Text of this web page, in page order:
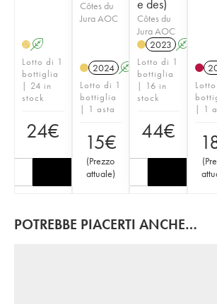
H A
Lotto di 1
bottiglia
| 24 in
stock
24€
Côtes du
Jura AOC
2024 A
Lotto di 1
bottiglia
| 1 asta
15€
(Prezzo
attuale)
e des)
Côtes du
Jura AOC
2023 A
Lotto di 1
bottiglia
| 16 in
stock
44€
| 1
(
POTREBBE PIACERTI ANCHE…